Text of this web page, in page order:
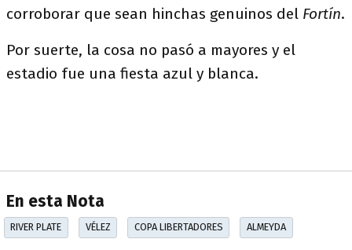
corroborar que sean hinchas genuinos del Fortín.
Por suerte, la cosa no pasó a mayores y el
estadio fue una fiesta azul y blanca.
En esta Nota
RIVER PLATE VÉLEZ COPA LIBERTADORES ALMEYDA